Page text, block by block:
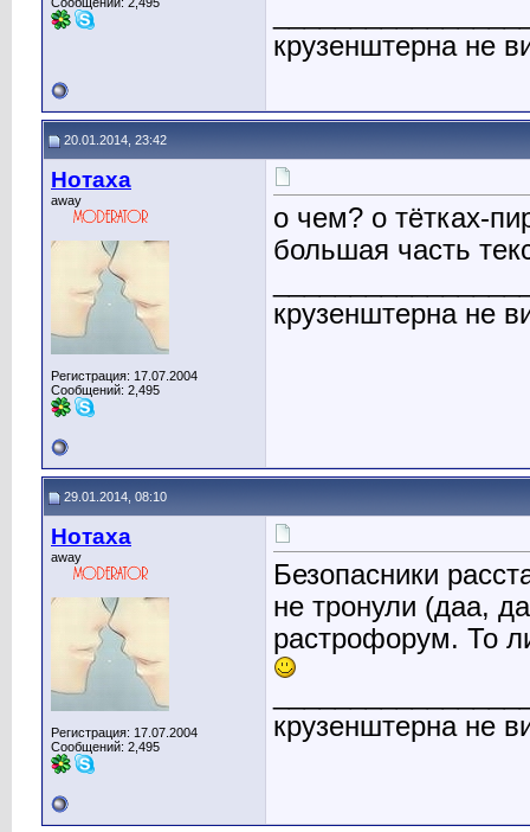
крузенштерна не
20.01.2014, 23:42
Нотаха
away
Регистрация: 17.07.2004
Сообщений: 2,495
о чем? о тётках-
большая часть
крузенштерна не
29.01.2014, 08:10
Нотаха
away
Регистрация: 17.07.2004
Сообщений: 2,495
Безопасники
не тронули (даа,
растрофорум. То
крузенштерна не